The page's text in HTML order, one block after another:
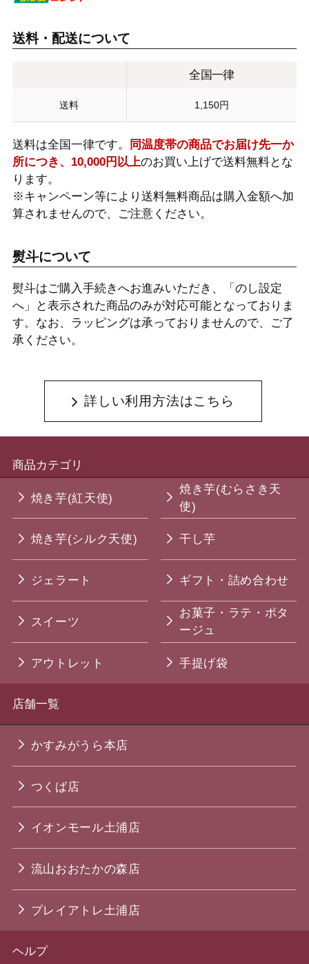
送料・配送について
全国一律
送料 1,150円
送料は全国一律です。
同温度帯の商品でお届け先一か
所につき、10,000円以上のお買い上げで送料無料とな
ります。
※キャンペーン等により送料無料商品は購入金額へ加
算されませんので、ご注意ください。
熨斗について
熨斗はご購入手続きへお進みいただき、「のし設定
へ」と表示された商品のみが対応可能となっておりま
す。なお、ラッピングは承っておりませんので、ご了
承ください。
詳しい利用方法はこちら
商品カテゴリ
焼き芋(紅天使)
焼き芋(むらさき天
使)
焼き芋(シルク天使) 干し芋
ジェラート ギフト・詰め合わせ
スイーツ
お菓子・ラテ・ポタ
ージュ
アウトレット 手提げ袋
店舗一覧
かすみがうら本店
つくば店
イオンモール土浦店
流山おおたかの森店
プレイアトレ土浦店
ヘルプ